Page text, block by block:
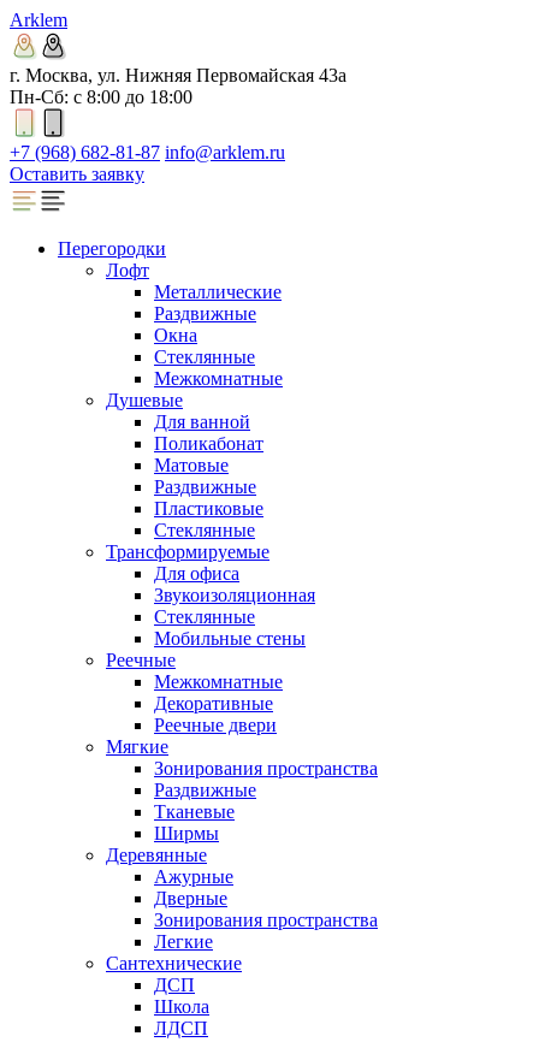
Arklem
г. Москва, ул. Нижняя Первомайская 43а
Пн-Сб: с 8:00 до 18:00
+7 (968) 682-81-87 info@arklem.ru
Оставить заявку
Перегородки
Лофт
Металлические
Раздвижные
Окна
Стеклянные
Межкомнатные
Душевые
Для ванной
Поликабонат
Матовые
Раздвижные
Пластиковые
Стеклянные
Трансформируемые
Для офиса
Звукоизоляционная
Стеклянные
Мобильные стены
Реечные
Межкомнатные
Декоративные
Реечные двери
Мягкие
Зонирования пространства
Раздвижные
Тканевые
Ширмы
Деревянные
Ажурные
Дверные
Зонирования пространства
Легкие
Сантехнические
ДСП
Школа
ЛДСП